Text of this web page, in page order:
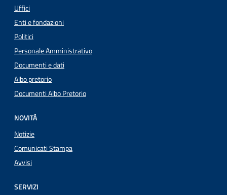
Uffici
Enti e fondazioni
Politici
Personale Amministrativo
Documenti e dati
Albo pretorio
Documenti Albo Pretorio
NOVITÀ
Notizie
Comunicati Stampa
Avvisi
SERVIZI